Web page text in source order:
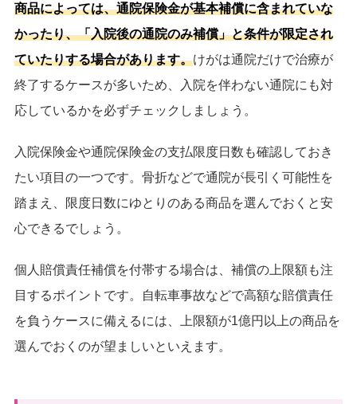
商品によっては、通院保険金が基本補償に含まれていな
かったり、「入院後の通院のみ補償」と条件が限定され
ていたりする場合があります。けがは通院だけで治療が
終了するケースが多いため、入院を伴わない通院にも対
応しているかを必ずチェックしましょう。
入院保険金や通院保険金の支払限度日数も確認しておき
たい項目の一つです。骨折などで通院が長引く可能性を
踏まえ、限度日数にゆとりのある商品を選んでおくと安
心できるでしょう。
個人賠償責任補償を付帯する場合は、補償の上限額も注
目するポイントです。自転車事故などで高額な賠償責任
を負うケースに備えるには、上限額が1億円以上の商品を
選んでおくのが望ましいといえます。